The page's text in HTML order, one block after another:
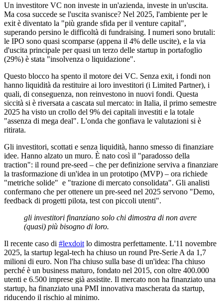
Un investitore VC non investe in un'azienda, investe in un'uscita.
Ma cosa succede se l'uscita svanisce? Nel 2025, l'ambiente per le
exit è diventato la "più grande sfida per il venture capital",
superando persino le difficoltà di fundraising. I numeri sono brutali:
le IPO sono quasi scomparse (appena il 4% delle uscite), e la via
d'uscita principale per quasi un terzo delle startup in portafoglio
(29%) è stata "insolvenza o liquidazione".
Questo blocco ha spento il motore dei VC. Senza exit, i fondi non
hanno liquidità da restituire ai loro investitori (i Limited Partner), i
quali, di conseguenza, non reinvestono in nuovi fondi. Questa
siccità si è riversata a cascata sul mercato: in Italia, il primo semestre
2025 ha visto un crollo del 9% dei capitali investiti e la totale
"assenza di mega deal". L'onda che gonfiava le valutazioni si è
ritirata.
Gli investitori, scottati e senza liquidità, hanno smesso di finanziare
idee. Hanno alzato un muro. È nato così il "paradosso della
traction": il round pre-seed – che per definizione serviva a finanziare
la trasformazione di un'idea in un prototipo (MVP) – ora richiede
"metriche solide" e "trazione di mercato consolidata". Gli analisti
confermano che per ottenere un pre-seed nel 2025 servono "Demo,
feedback di progetti pilota, test con piccoli utenti".
gli investitori finanziano solo chi dimostra di non avere
(quasi) più bisogno di loro.
Il recente caso di #lexdoit lo dimostra perfettamente. L'11 novembre
2025, la startup legal-tech ha chiuso un round Pre-Serie A da 1,7
milioni di euro. Non l'ha chiuso sulla base di un'idea: l'ha chiuso
perché è un business maturo, fondato nel 2015, con oltre 400.000
utenti e 6.500 imprese già assistite. Il mercato non ha finanziato una
startup, ha finanziato una PMI innovativa mascherata da startup,
riducendo il rischio al minimo.